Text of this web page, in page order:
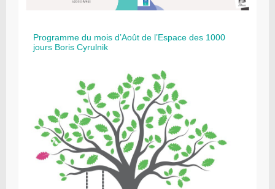
Programme du mois d’Août de l’Espace des 1000
jours Boris Cyrulnik